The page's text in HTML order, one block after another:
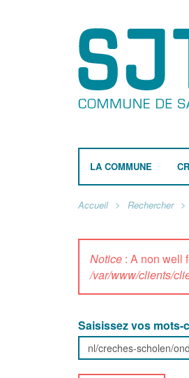
LA COMMUNE
Accueil Rechercher
Notice : A non well
/var/www/clients/
Saisissez vos mots-